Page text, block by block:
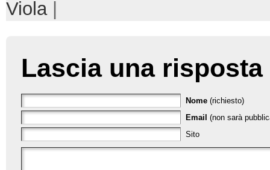
Viola|
Lascia una risposta
Nome (richiesto)
Email (non sarà
Sito